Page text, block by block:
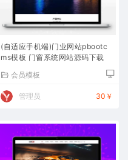
(自适应手机端)门业网站pbootc
ms模板 门窗系统网站源码下载
会员模板
管理员 30￥